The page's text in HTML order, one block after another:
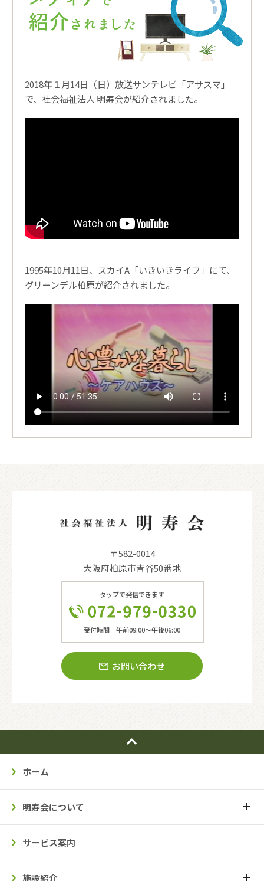
2018年１月14日（日）放送サンテレビ「アサスマ」
で、社会福祉法人 明寿会が紹介されました。
1995年10月11日、スカイA「いきいきライフ」にて、
グリーンデル柏原が紹介されました。
〒582-0014
大阪府柏原市青谷50番地
タップで発信できます
受付時間 午前09:00〜午後06:00
お問い合わせ
ホーム
明寿会について
サービス案内
施設紹介